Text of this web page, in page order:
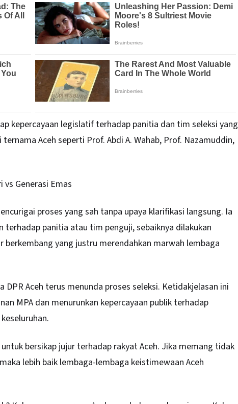
kepercayaan legislatif terhadap panitia dan tim seleksi yang
Aceh seperti Prof. Abdi A. Wahab, Prof. Nazamuddin,
vs Generasi Emas
proses yang sah tanpa upaya klarifikasi langsung. Ia
terhadap panitia atau tim penguji, sebaiknya dilakukan
berkembang yang justru merendahkan marwah lembaga
Aceh terus menunda proses seleksi. Ketidakjelasan ini
MPA dan menurunkan kepercayaan publik terhadap
bersikap jujur terhadap rakyat Aceh. Jika memang tidak
lebih baik lembaga-lembaga keistimewaan Aceh